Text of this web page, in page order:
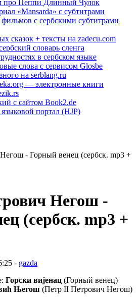
про Пеппи Длинный Чулок
«Mansarda» с субтитрами
фильмов с сербскими субтитрами
сказок + тексты на zadecu.com
словарь сленга
в сербском языке
слова с сервисом Glosbe
на serblang.ru
— электронные книги
с сайтом Book2.de
портал (HJP)
- Горный венец (сербск. mp3 +
Негош -
(сербск. mp3 +
- gazda
Горски вијенац (Горный венец)
Његош (Петр II Петрович Негош)